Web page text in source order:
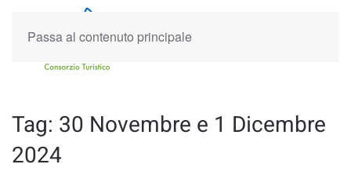
Passa al contenuto principale
Tag: 30 Novembre e 1 Dicembre
2024